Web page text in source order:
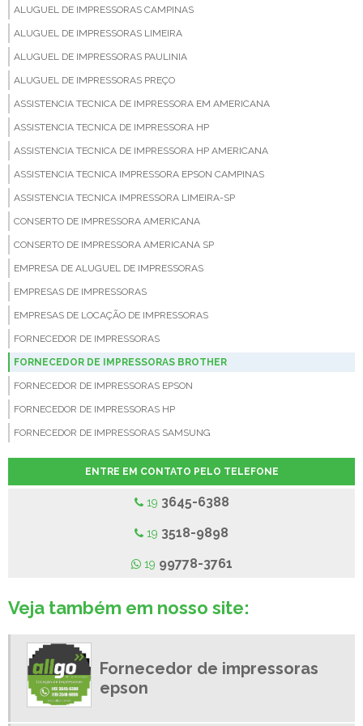
ALUGUEL DE IMPRESSORAS CAMPINAS
ALUGUEL DE IMPRESSORAS LIMEIRA
ALUGUEL DE IMPRESSORAS PAULINIA
ALUGUEL DE IMPRESSORAS PREÇO
ASSISTENCIA TECNICA DE IMPRESSORA EM AMERICANA
ASSISTENCIA TECNICA DE IMPRESSORA HP
ASSISTENCIA TECNICA DE IMPRESSORA HP AMERICANA
ASSISTENCIA TECNICA IMPRESSORA EPSON CAMPINAS
ASSISTENCIA TECNICA IMPRESSORA LIMEIRA-SP
CONSERTO DE IMPRESSORA AMERICANA
CONSERTO DE IMPRESSORA AMERICANA SP
EMPRESA DE ALUGUEL DE IMPRESSORAS
EMPRESAS DE IMPRESSORAS
EMPRESAS DE LOCAÇÃO DE IMPRESSORAS
FORNECEDOR DE IMPRESSORAS
FORNECEDOR DE IMPRESSORAS BROTHER
FORNECEDOR DE IMPRESSORAS EPSON
FORNECEDOR DE IMPRESSORAS HP
FORNECEDOR DE IMPRESSORAS SAMSUNG
FORNECEDOR DE TONER COMPATIVEL
LOCAÇÃO DE IMPRESSORAS A LASER
LOCAÇÃO DE IMPRESSORAS AMERICANA
LOCAÇÃO DE IMPRESSORAS EM NOVA ODESSA
LOCAÇÃO DE IMPRESSORAS MULTIFUNCIONAIS
LOCAÇÃO DE IMPRESSORAS PAULINIA
LOCAÇÃO DE IMPRESSORAS PREÇO
LOCAÇÃO DE IMPRESSORAS SUMARE
ENTRE EM CONTATO PELO TELEFONE
19 3645-6388
19 3518-9898
19 99778-3761
Veja também em nosso site:
Fornecedor de impressoras
epson